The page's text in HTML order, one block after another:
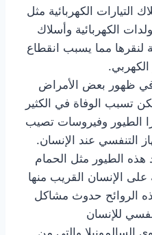
التيارات الكهربائية مثل
الكهربائية وأسلاك
لنقرها مما يسبب انقطاع
الكهربي.
ظهور بعض الأمراض
تسبب الوفاة في الكثير
الطيور وفيروسات تصيب
التنفسي عند الإنسان.
الطيور مثل الحمام
على الإنسان القريب منها
الروائح حدوث مشاكل
للإنسان
السالمونيلا والتي من